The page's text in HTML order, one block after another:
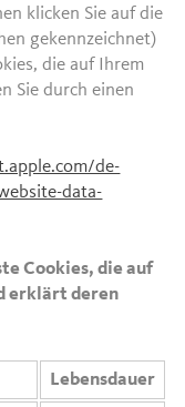
klicken Sie auf die
gekennzeichnet)
die auf Ihrem
Sie durch einen
de-
data-
Cookies, die auf
erklärt deren
Lebensdauer